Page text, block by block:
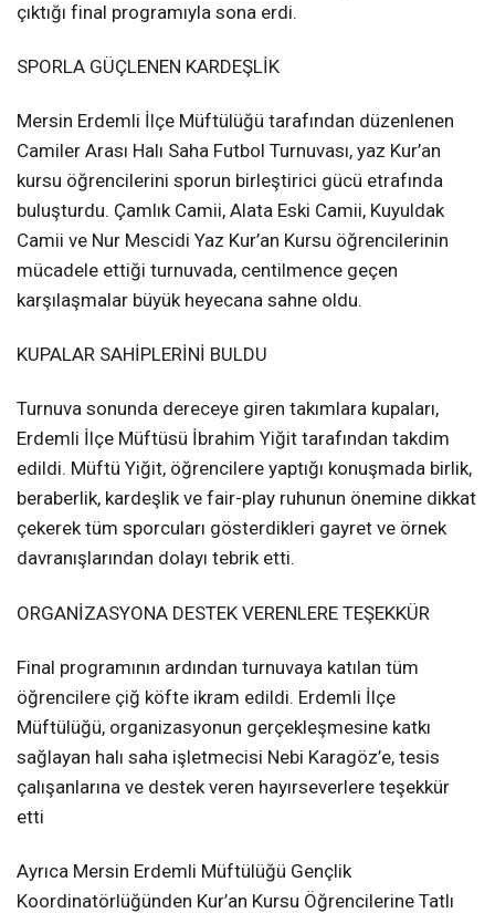
çıktığı final programıyla sona erdi.
SPORLA GÜÇLENEN KARDEŞLİK
Mersin Erdemli İlçe Müftülüğü tarafından düzenlenen
Camiler Arası Halı Saha Futbol Turnuvası, yaz Kur’an
kursu öğrencilerini sporun birleştirici gücü etrafında
buluşturdu. Çamlık Camii, Alata Eski Camii, Kuyuldak
Camii ve Nur Mescidi Yaz Kur’an Kursu öğrencilerinin
mücadele ettiği turnuvada, centilmence geçen
karşılaşmalar büyük heyecana sahne oldu.
KUPALAR SAHİPLERİNİ BULDU
Turnuva sonunda dereceye giren takımlara kupaları,
Erdemli İlçe Müftüsü İbrahim Yiğit tarafından takdim
edildi. Müftü Yiğit, öğrencilere yaptığı konuşmada birlik,
beraberlik, kardeşlik ve fair-play ruhunun önemine dikkat
çekerek tüm sporcuları gösterdikleri gayret ve örnek
davranışlarından dolayı tebrik etti.
ORGANİZASYONA DESTEK VERENLERE TEŞEKKÜR
Final programının ardından turnuvaya katılan tüm
öğrencilere çiğ köfte ikram edildi. Erdemli İlçe
Müftülüğü, organizasyonun gerçekleşmesine katkı
sağlayan halı saha işletmecisi Nebi Karagöz’e, tesis
çalışanlarına ve destek veren hayırseverlere teşekkür
etti
Ayrıca Mersin Erdemli Müftülüğü Gençlik
Koordinatörlüğünden Kur’an Kursu Öğrencilerine Tatlı